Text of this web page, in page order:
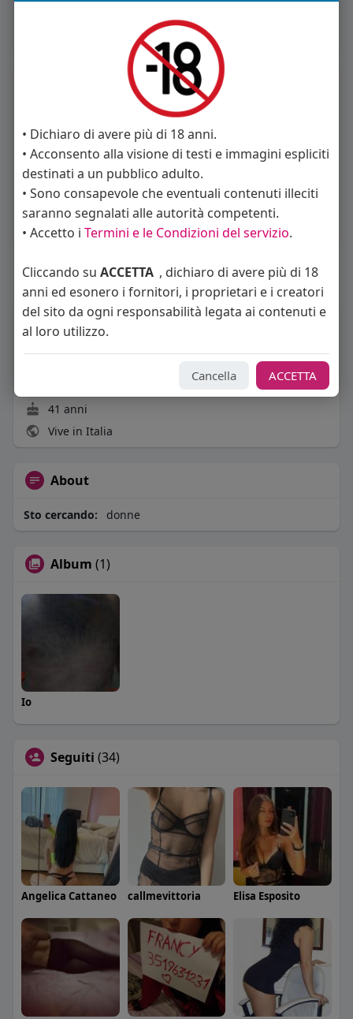
- Traduci
Buon giorno a tutti
Mi piace Commento
Carica piu notizie
Informazioni Utente
4post
41 anni
Vive in Italia
About
Sto cercando: donne
Album (1)
Io
Seguiti (34)
Angelica Cattaneo callmevittoria Elisa Esposito
• Dichiaro di avere più di 18 anni.
• Acconsento alla visione di testi e immagini espliciti
destinati a un pubblico adulto.
• Sono consapevole che eventuali contenuti illeciti
saranno segnalati alle autorità competenti.
• Accetto i Termini e le Condizioni del servizio.
Cliccando su ACCETTA , dichiaro di avere più di 18
anni ed esonero i fornitori, i proprietari e i creatori
del sito da ogni responsabilità legata ai contenuti e
al loro utilizzo.
Cancella ACCETTA